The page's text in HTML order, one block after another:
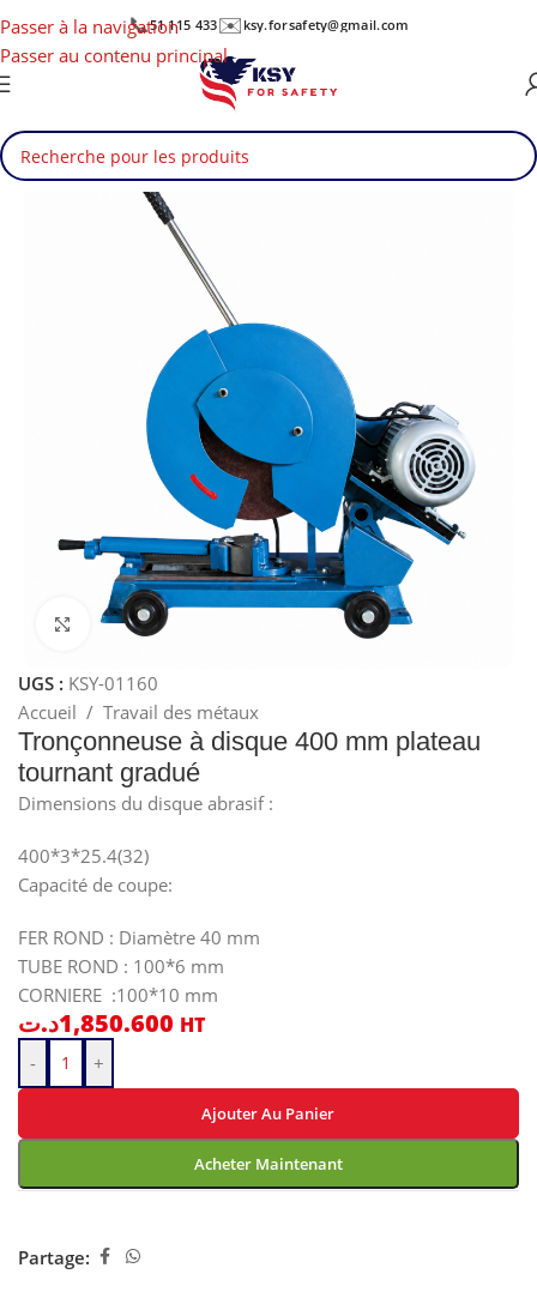
Passer à la navigation
Passer au contenu principal
📞51 115 433✉️ ksy.forsafety@gmail.com
Cliquez pour agrandir
UGS : KSY-01160
Accueil / Travail des métaux
Tronçonneuse à disque 400 mm plateau
tournant gradué
Dimensions du disque abrasif :
400*3*25.4(32)
Capacité de coupe:
FER ROND : Diamètre 40 mm
TUBE ROND : 100*6 mm
CORNIERE :100*10 mm
1,850.600د.ت HT
- +
Ajouter Au Panier
Acheter Maintenant
Partage: